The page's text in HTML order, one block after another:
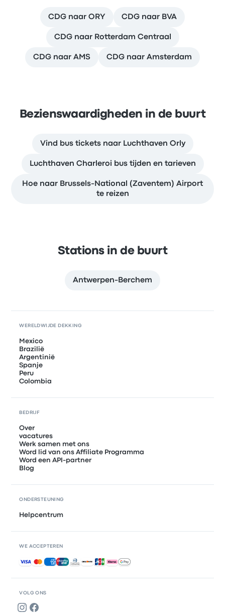
CDG naar ORY CDG naar BVA
CDG naar Rotterdam Centraal
CDG naar AMS CDG naar Amsterdam
Bezienswaardigheden in de buurt
Vind bus tickets naar Luchthaven Orly
Luchthaven Charleroi bus tijden en tarieven
Hoe naar Brussels-National (Zaventem) Airport
te reizen
Stations in de buurt
Antwerpen-Berchem
VOLG ONS
WERELDWIJDE DEKKING
Mexico
Brazilië
Argentinië
Spanje
Peru
Colombia
BEDRIJF
Over
vacatures
Werk samen met ons
Word lid van ons Affiliate Programma
Word een API-partner
Blog
ONDERSTEUNING
Helpcentrum
WE ACCEPTEREN
Geaccepteerde betalingen